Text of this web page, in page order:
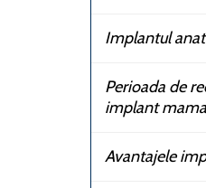
Implantul
Perioada de
implant
Avantajele